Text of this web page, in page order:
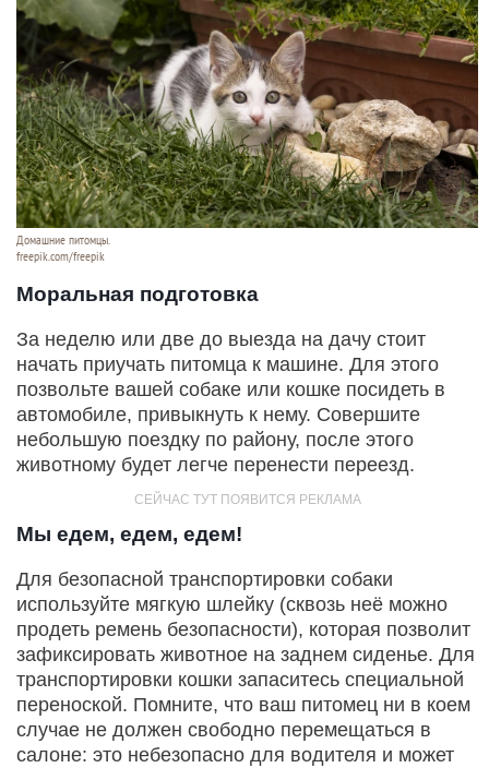
Домашние питомцы.
freepik.com/freepik
Моральная подготовка
За неделю или две до выезда на дачу стоит
начать приучать питомца к машине. Для этого
позвольте вашей собаке или кошке посидеть в
автомобиле, привыкнуть к нему. Совершите
небольшую поездку по району, после этого
животному будет легче перенести переезд.
Мы едем, едем, едем!
Для безопасной транспортировки собаки
используйте мягкую шлейку (сквозь неё можно
продеть ремень безопасности), которая позволит
зафиксировать животное на заднем сиденье. Для
транспортировки кошки запаситесь специальной
переноской. Помните, что ваш питомец ни в коем
случае не должен свободно перемещаться в
салоне: это небезопасно для водителя и может